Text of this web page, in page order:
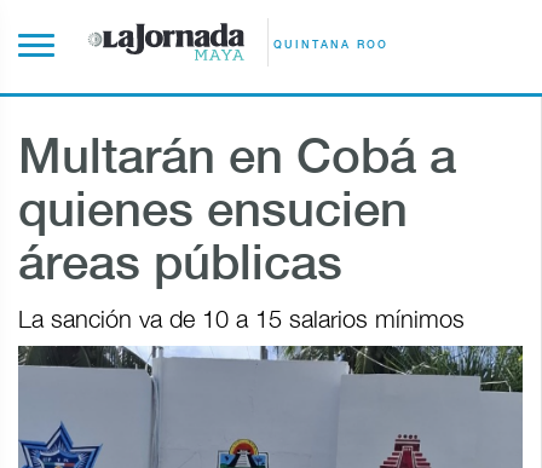
QUINTANA ROO
Multarán en Cobá a
quienes ensucien
áreas públicas
La sanción va de 10 a 15 salarios mínimos